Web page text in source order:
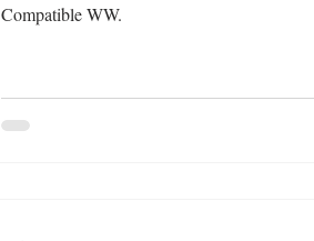
Compatible WW.